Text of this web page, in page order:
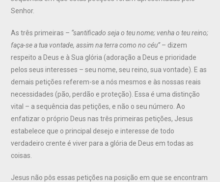
Senhor.
As três primeiras – “santificado seja o teu nome; venha o teu reino;
faça-se a tua vontade, assim na terra como no céu”– dizem
respeito a Deus e à Sua glória (adoração a Deus e prioridade
pelos seus interesses – seu nome, seu reino, sua vontade). E as
demais petições referem-se a nós mesmos e às nossas reais
necessidades (pão, perdão e proteção). Essa é uma distinção
vital – a sequência das petições, e não o seu número. Ao
enfatizar o próprio Deus nas três primeiras petições, Jesus
estabelece que o principal desejo e interesse de todo
verdadeiro crente é viver para a glória de Deus em todas as
coisas.
Jesus não pôs essas petições na posição em que se encontram